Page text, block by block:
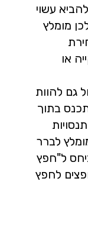
עשוי
מומלץ
או
גם להוות
בתוך
לברר
ל"חפץ
לחפץ